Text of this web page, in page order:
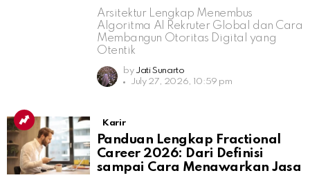
Arsitektur Lengkap Menembus
Algoritma AI Rekruter Global dan Cara
Membangun Otoritas Digital yang
Otentik
by Jati Sunarto
July 27, 2026, 10:59 pm
Karir
Panduan Lengkap Fractional
Career 2026: Dari Definisi
sampai Cara Menawarkan Jasa